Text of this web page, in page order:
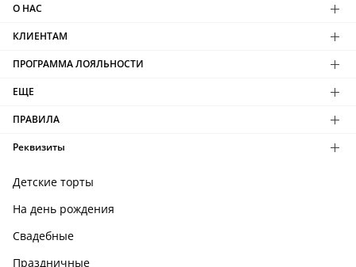
О НАС
КЛИЕНТАМ
ПРОГРАММА ЛОЯЛЬНОСТИ
ЕЩЕ
ПРАВИЛА
Реквизиты
Детские торты
На день рождения
Свадебные
Праздничные